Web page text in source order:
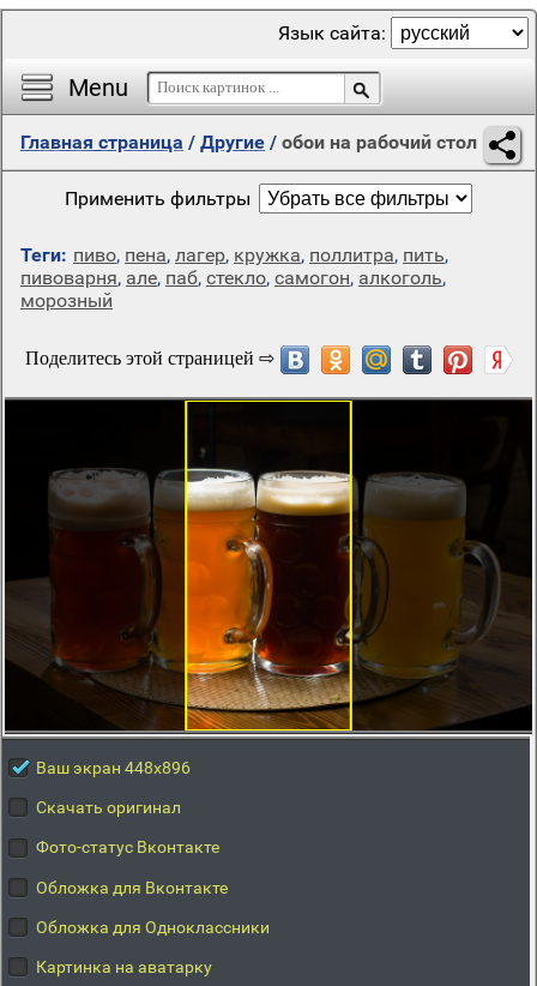
Menu
Язык сайта:
Главная страница / Другие / обои на рабочий стол
Применить фильтры
Теги: пиво, пена, лагер, кружка, поллитра, пить,
пивоварня, але, паб, стекло, самогон, алкоголь,
морозный
Ваш экран 448x896
Скачать оригинал
Фото-статус Вконтакте
Обложка для Вконтакте
Обложка для Одноклассники
Картинка на аватарку